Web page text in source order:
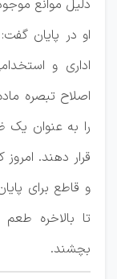
دلیل موانع
او در پایان
اداری و
را به عنوان یک
قرار دهند.
و قاطع برای
تا بالاخره
بچشند.